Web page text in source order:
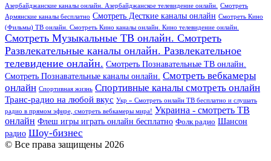
Азербайджанские каналы онлайн. Азербайджанское телевидение онлайн.
Смотреть
Армянские каналы бесплатно Смотреть Десткие каналы онлайн Смотреть Кино
(Фильмы) ТВ онлайн. Смотреть Кино каналы онлайн. Кино телевидение онлайн.
Смотреть Музыкальные ТВ онлайн. Смотреть
Развлекательные каналы онлайн. Развлекательное
телевидение онлайн. Смотреть Познавательные ТВ онлайн.
Смотреть Познавательные каналы онлайн. Смотреть вебкамеры
онлайн Спортивная жизнь Спортивные каналы смотреть онлайн
Транс-радио на любой вкус Укр » Смотреть онлайн ТВ бесплатно и слушать
радио в прямом эфире, смотреть вебкамеры мира! Украина - смотреть ТВ
онлайн Флеш игры играть онлайн бесплатно Фолк радио Шансон
радио Шоу-бизнес
© Все права защищены 2026